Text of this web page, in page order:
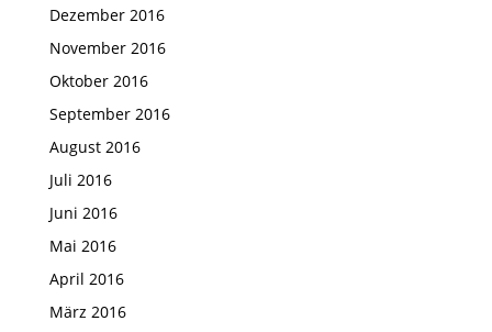
Dezember 2016
November 2016
Oktober 2016
September 2016
August 2016
Juli 2016
Juni 2016
Mai 2016
April 2016
März 2016